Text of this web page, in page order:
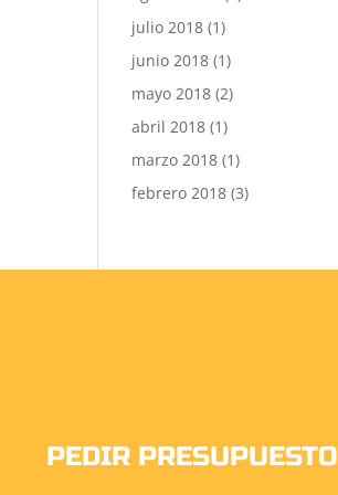
julio 2018 (1)
junio 2018 (1)
mayo 2018 (2)
abril 2018 (1)
marzo 2018 (1)
febrero 2018 (3)
PEDIR PRESUPUESTO